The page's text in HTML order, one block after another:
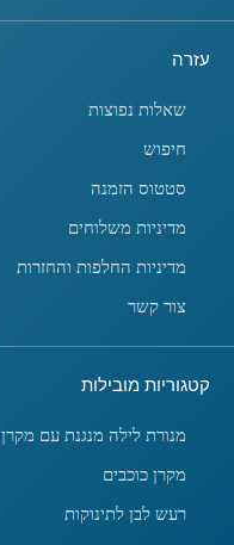
עזרה
שאלות נפוצות
חיפוש
סטטוס הזמנה
מדיניות משלוחים
מדיניות החלפות והחזרות
צור קשר
קטגוריות מובילות
מנורת לילה מנגנת עם מקרן
מקרן כוכבים
רעש לבן לתינוקות